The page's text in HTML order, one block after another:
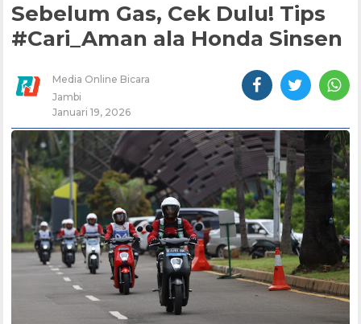
Sebelum Gas, Cek Dulu! Tips
#Cari_Aman ala Honda Sinsen
Media Online Bicara
Jambi
Januari 19, 2026